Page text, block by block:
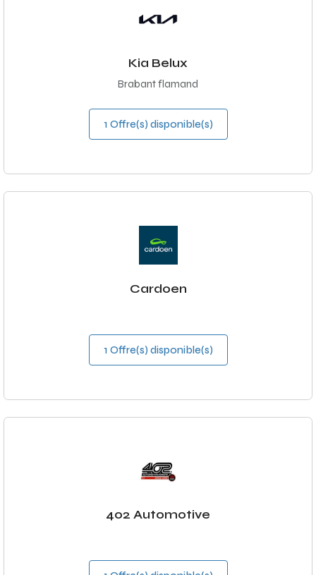
Kia Belux
Brabant flamand
1 Offre(s) disponible(s)
Cardoen
1 Offre(s) disponible(s)
402 Automotive